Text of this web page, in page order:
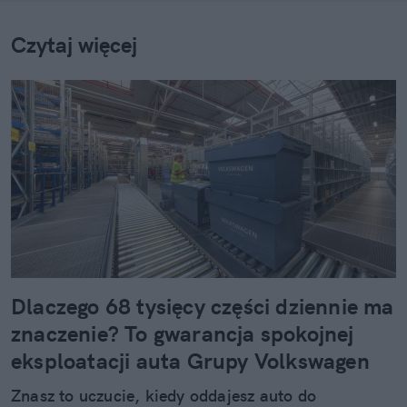
Czytaj więcej
Dlaczego 68 tysięcy części dziennie ma
znaczenie? To gwarancja spokojnej
eksploatacji auta Grupy Volkswagen
Znasz to uczucie, kiedy oddajesz auto do